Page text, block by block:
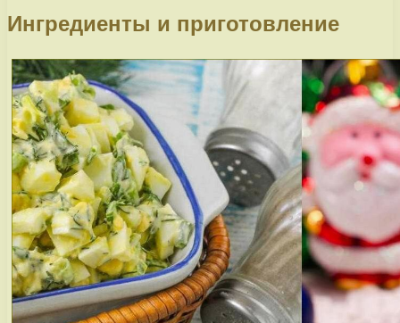
Ингредиенты и приготовление